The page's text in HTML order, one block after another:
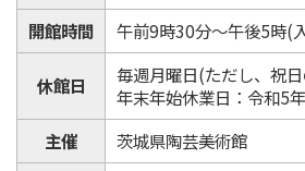
開館時間
午前9時30分～午後5時(
休館日
毎週月曜日(ただし、祝
年末年始休業日：令和5
主催
茨城県陶芸美術館